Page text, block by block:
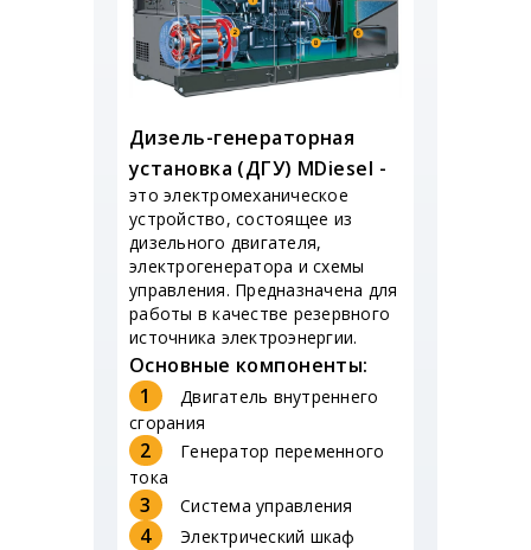
Дизель-генераторная
установка (ДГУ) MDiesel -
это электромеханическое
устройство, состоящее из
дизельного двигателя,
электрогенератора и схемы
управления. Предназначена для
работы в качестве резервного
источника электроэнергии.
Основные компоненты:
1
Двигатель внутреннего
сгорания
2
Генератор переменного
тока
3 Система управления
4 Электрический шкаф